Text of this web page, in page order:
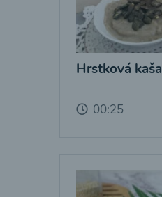
Hrstková kaša
00:25